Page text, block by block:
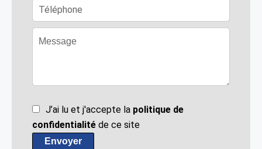
J’ai lu et j'accepte la politique de
confidentialité de ce site
Envoyer